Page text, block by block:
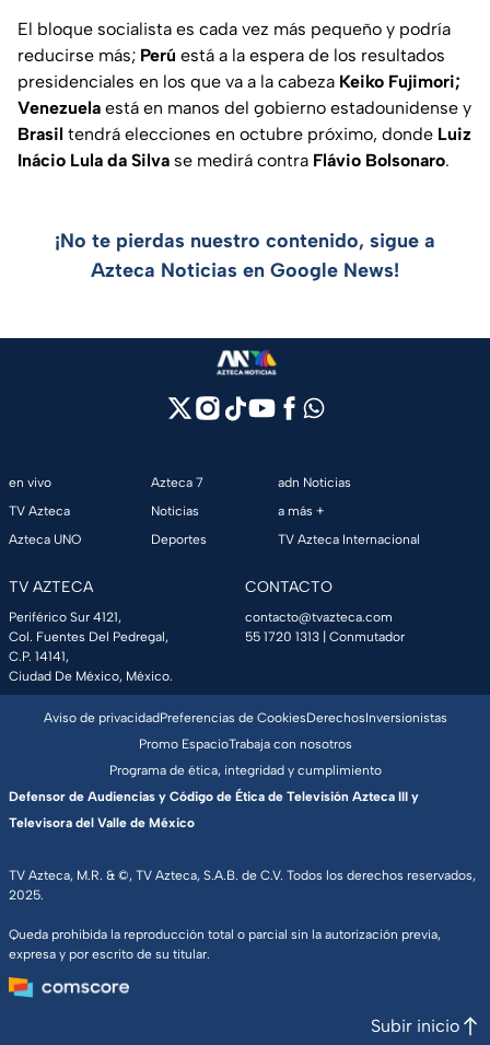
El bloque socialista es cada vez más pequeño y podría
reducirse más; Perú está a la espera de los resultados
presidenciales en los que va a la cabeza Keiko Fujimori;
Venezuela está en manos del gobierno estadounidense y
Brasil tendrá elecciones en octubre próximo, donde Luiz
Inácio Lula da Silva se medirá contra Flávio Bolsonaro.
¡No te pierdas nuestro contenido, sigue a
Azteca Noticias en Google News!
en vivo
TV Azteca
Azteca UNO
Azteca 7
Noticias
Deportes
adn Noticias
a más +
TV Azteca Internacional
TV AZTECA
Periférico Sur 4121,
Col. Fuentes Del Pedregal,
C.P. 14141,
Ciudad De México, México.
CONTACTO
contacto@tvazteca.com
55 1720 1313 | Conmutador
TV Azteca, M.R. & ©, TV Azteca, S.A.B. de C.V. Todos los derechos reservados,
2025.
Queda prohibida la reproducción total o parcial sin la autorización previa,
expresa y por escrito de su titular.
Aviso de privacidadPreferencias de CookiesDerechosInversionistas
Promo EspacioTrabaja con nosotros
Programa de ética, integridad y cumplimiento
Defensor de Audiencias y Código de Ética de Televisión Azteca III y
Televisora del Valle de México
Subir inicio